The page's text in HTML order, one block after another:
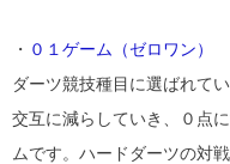
・ ０１ゲーム（ゼロワン）
ダーツ競技種目に選ばれて
交互に減らしていき、０点
ムです。ハードダーツの対